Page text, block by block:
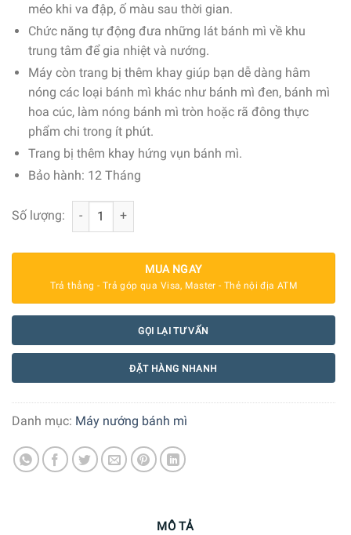
méo khi va đập, ố màu sau thời gian.
Chức năng tự động đưa những lát bánh mì về khu
trung tâm để gia nhiệt và nướng.
Máy còn trang bị thêm khay giúp bạn dễ dàng hâm
nóng các loại bánh mì khác như bánh mì đen, bánh mì
hoa cúc, làm nóng bánh mì tròn hoặc rã đông thực
phẩm chi trong ít phút.
Trang bị thêm khay hứng vụn bánh mì.
Bảo hành: 12 Tháng
Số lượng: Máy Nướng Bánh Mỳ DeLonghi CTOV2103.BK số lượng
MUA NGAY
Trả thẳng - Trả góp qua Visa, Master - Thẻ nội địa ATM
GỌI LẠI TƯ VẤN
ĐẶT HÀNG NHANH
Danh mục: Máy nướng bánh mì
MÔ TẢ